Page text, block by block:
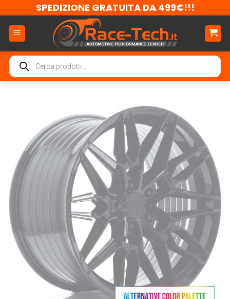
ai
contenuti
SPEDIZIONE GRATUITA DA 499€!!!
Ricerca
prodotti